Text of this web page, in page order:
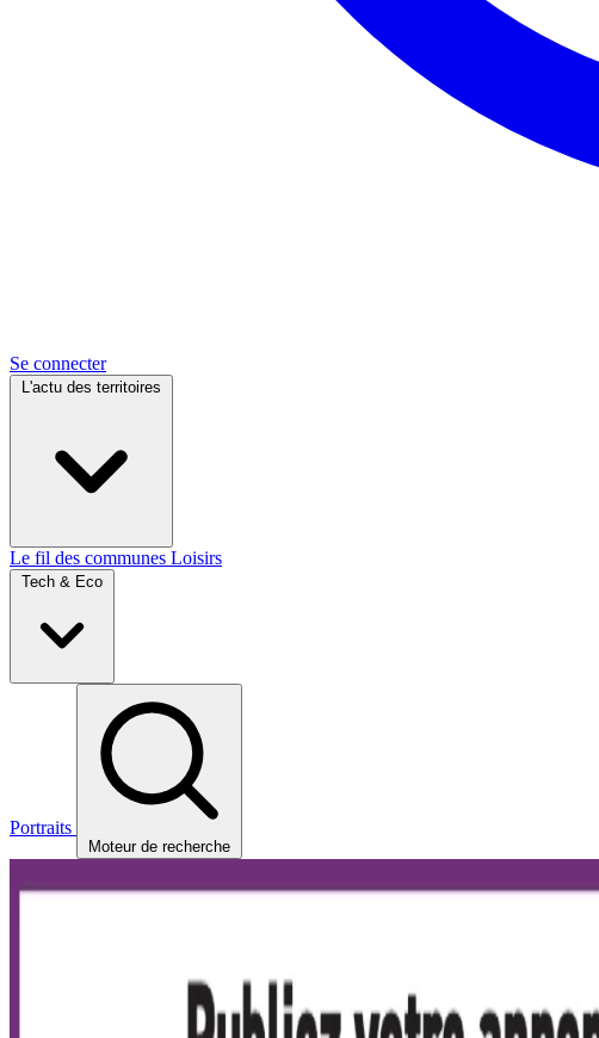
Se connecter
L'actu des territoires
Le fil des communes Loisirs
Tech & Eco
Portraits
Moteur de recherche